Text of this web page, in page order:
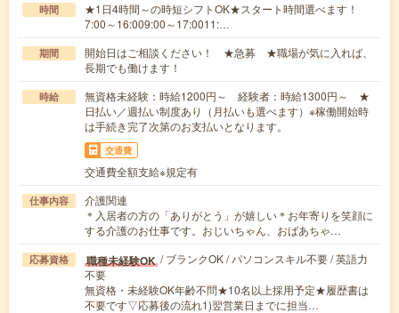
時間
★1日4時間～の時短シフトOK★スタート時間選べます！
7:00～16:009:00～17:0011:…
期間
開始日はご相談ください！ ★急募 ★職場が気に入れば、
長期でも働けます！
時給
無資格未経験：時給1200円～ 経験者：時給1300円～ ★
日払い／週払い制度あり（月払いも選べます）※稼働開始時
は手続き完了次第のお支払いとなります。
交通費
交通費全額支給※規定有
仕事内容
介護関連
＊入居者の方の「ありがとう」が嬉しい＊お年寄りを笑顔に
する介護のお仕事です。おじいちゃん、おばあちゃ…
応募資格 職種未経験OK / ブランクOK / パソコンスキル不要 / 英語力
不要
無資格・未経験OK年齢不問★10名以上採用予定★履歴書は
不要です▽応募後の流れ1)翌営業日までに担当…